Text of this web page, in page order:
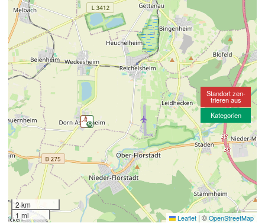
2 km
1 mi
Leaflet | © OpenStreetMap
Standort zen-
trieren aus
Kategorien